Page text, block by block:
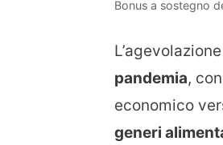
Bonus a sostegno
L’agevolazione
pandemia,
economico
generi